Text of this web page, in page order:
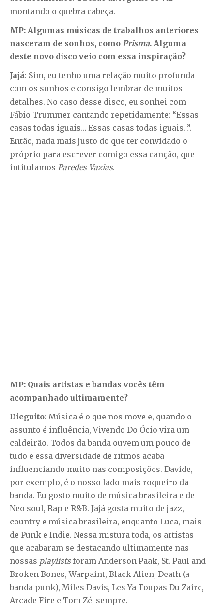
montando o quebra cabeça.
MP: Algumas músicas de trabalhos anteriores
nasceram de sonhos, como Prisma. Alguma
deste novo disco veio com essa inspiração?
Jajá: Sim, eu tenho uma relação muito profunda
com os sonhos e consigo lembrar de muitos
detalhes. No caso desse disco, eu sonhei com
Fábio Trummer cantando repetidamente: “Essas
casas todas iguais… Essas casas todas iguais…”.
Então, nada mais justo do que ter convidado o
próprio para escrever comigo essa canção, que
intitulamos Paredes Vazias.
MP: Quais artistas e bandas vocês têm
acompanhado ultimamente?
Dieguito: Música é o que nos move e, quando o
assunto é influência, Vivendo Do Ócio vira um
caldeirão. Todos da banda ouvem um pouco de
tudo e essa diversidade de ritmos acaba
influenciando muito nas composições. Davide,
por exemplo, é o nosso lado mais roqueiro da
banda. Eu gosto muito de música brasileira e de
Neo soul, Rap e R&B. Jajá gosta muito de jazz,
country e música brasileira, enquanto Luca, mais
de Punk e Indie. Nessa mistura toda, os artistas
que acabaram se destacando ultimamente nas
nossas playlistsforam Anderson Paak, St. Paul and
Broken Bones, Warpaint, Black Alien, Death (a
banda punk), Miles Davis, Les Ya Toupas Du Zaire,
Arcade Fire e Tom Zé, sempre.